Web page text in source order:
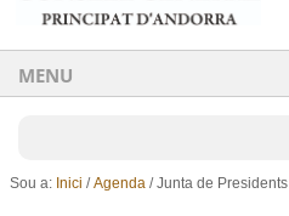
MENU
Sou a: Inici /Agenda /Junta de Presidents